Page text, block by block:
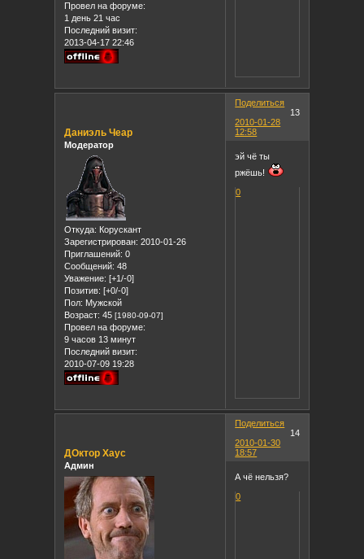
Провел на форуме:
1 день 21 час
Последний визит:
2013-04-17 22:46
Поделиться
13
2010-01-28
12:58
Даниэль Чеар
Модератор
Откуда: Корускант
Зарегистрирован: 2010-01-26
Приглашений: 0
Сообщений: 48
Уважение: [+1/-0]
Позитив: [+0/-0]
Пол: Мужской
Возраст: 45[1980-09-07]
Провел на форуме:
9 часов 13 минут
Последний визит:
2010-07-09 19:28
эй чё ты
ржёшь!
0
Поделиться
14
2010-01-30
18:57
ДОктор Хаус
Админ
А чё нельзя?
0